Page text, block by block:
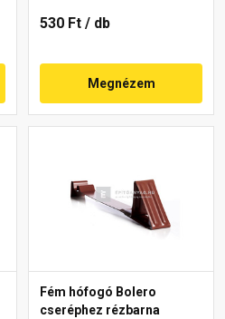
530 Ft / db
Megnézem
Fém hófogó Bolero
cseréphez rézbarna